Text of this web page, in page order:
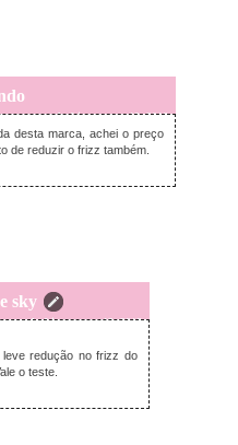
segunda-feira, março 12, 2018
desta marca, achei o preço
de reduzir o frizz também.
sky
segunda-feira, março 12, 2018
leve redução no frizz do
o teste.